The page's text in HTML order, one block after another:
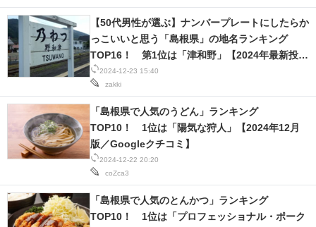
2024-12-23 15:40
zakki
【50代男性が選ぶ】ナンバープレートにしたらか
っこいいと思う「島根県」の地名ランキング
TOP16！ 第1位は「津和野」【2024年最新投票
結果】
2024-12-22 20:20
coZca3
「島根県で人気のうどん」ランキング
TOP10！ 1位は「陽気な狩人」【2024年12月
版／Googleクチコミ】
「島根県で人気のとんかつ」ランキング
TOP10！ 1位は「プロフェッショナル・ポーク